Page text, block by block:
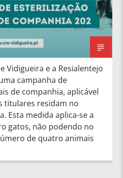
Vidigueira e a Resialentejo
campanha de
de companhia, aplicável
titulares residam no
Esta medida aplica-se a
gatos, não podendo no
de quatro animais